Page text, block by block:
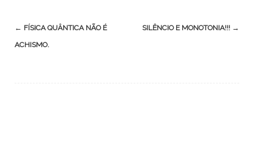
Post
navigation
← FÍSICA QUÂNTICA NÃO É
ACHISMO.
SILÊNCIO E MONOTONIA!!! →